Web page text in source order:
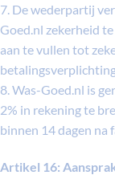
7. De wederpartij
Goed.nl zekerheid
aan te vullen tot
8. Was-Goed.nl is
2% in rekening te
binnen 14 dagen na
Artikel 16: